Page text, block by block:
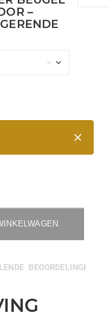
–
INFORMATIE
BEOORDELINGEN (0)